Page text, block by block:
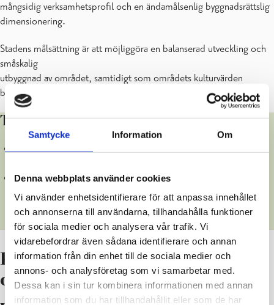
Samtycke Information Om
Denna webbplats använder cookies
Vi använder enhetsidentifierare för att anpassa innehållet
och annonserna till användarna, tillhandahålla funktioner
för sociala medier och analysera vår trafik. Vi
vidarebefordrar även sådana identifierare och annan
information från din enhet till de sociala medier och
annons- och analysföretag som vi samarbetar med.
Dessa kan i sin tur kombinera informationen med annan
information som du har tillhandahållit eller som de har
mångsidig verksamhetsprofil och en ändamålsenlig byggnadsrättslig
dimensionering.
Stadens målsättning är att möjliggöra en balanserad utveckling och
småskalig
utbyggnad av området, samtidigt som områdets kulturvärden
beaktas.
Tilläggsinformation ges av:
Planeringskonsult Sten Öhman/Oy Sjökulla Ab/Lantmätare
Den administrativa behandlingen i staden sköts av Anne-May
Sundström, anne-may.sundstrom@raseborg.fi, tel 019 289
3841 och ledande planläggningsingenjör Niclas Skog, tel
019 289 3840, niclas.skog@raseborg.fi
Projektets behandlingsskeden
och planmaterial